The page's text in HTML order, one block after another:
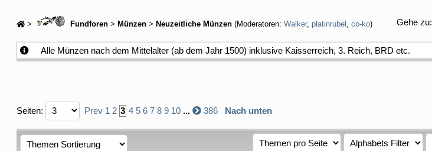
> Fundforen > Münzen > Neuzeitliche Münzen (Moderatoren: Walker, platinrubel , co-ko) Gehe zu:
Alle Münzen nach dem Mittelalter (ab dem Jahr 1500) inklusive Kaisserreich, 3. Reich, BRD etc.
Seiten: Prev 1 2 3 4 5 6 7 8 9 10 ... 386 Nach unten